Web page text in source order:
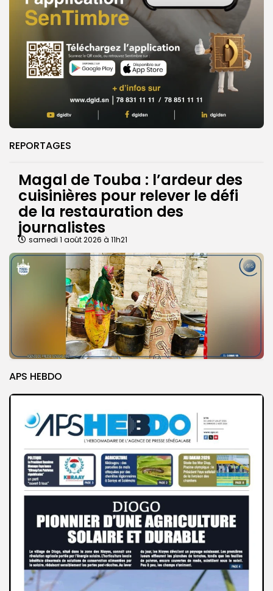
REPORTAGES
Magal de Touba : l’ardeur des
cuisinières pour relever le défi
de la restauration des
journalistes
samedi 1 août 2026 à 11h21
APS HEBDO